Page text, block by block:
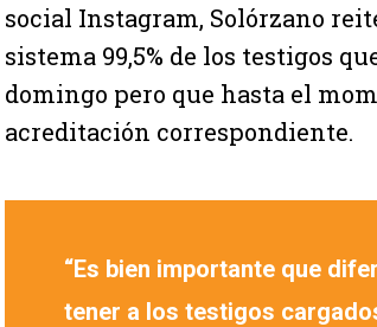
social Instagram, Solórzano
sistema 99,5% de los testigos
domingo pero que hasta el
acreditación correspondiente.
“Es bien importante que
tener a los testigos